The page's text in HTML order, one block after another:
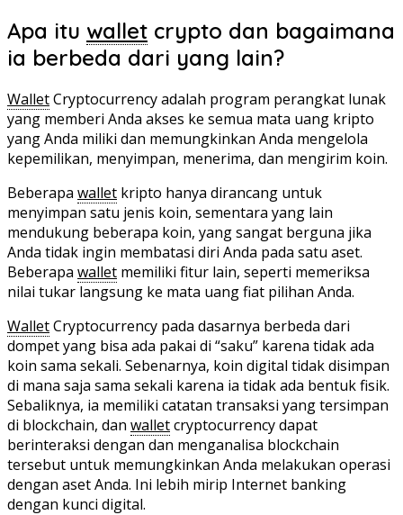
Apa itu wallet crypto dan bagaimana
ia berbeda dari yang lain?
WalletCryptocurrency adalah program perangkat lunak
yang memberi Anda akses ke semua mata uang kripto
yang Anda miliki dan memungkinkan Anda mengelola
kepemilikan, menyimpan, menerima, dan mengirim koin.
Beberapa wallet kripto hanya dirancang untuk
menyimpan satu jenis koin, sementara yang lain
mendukung beberapa koin, yang sangat berguna jika
Anda tidak ingin membatasi diri Anda pada satu aset.
Beberapa wallet memiliki fitur lain, seperti memeriksa
nilai tukar langsung ke mata uang fiat pilihan Anda.
WalletCryptocurrency pada dasarnya berbeda dari
dompet yang bisa ada pakai di “saku” karena tidak ada
koin sama sekali. Sebenarnya, koin digital tidak disimpan
di mana saja sama sekali karena ia tidak ada bentuk fisik.
Sebaliknya, ia memiliki catatan transaksi yang tersimpan
di blockchain, dan walletcryptocurrency dapat
berinteraksi dengan dan menganalisa blockchain
tersebut untuk memungkinkan Anda melakukan operasi
dengan aset Anda. Ini lebih mirip Internet banking
dengan kunci digital.